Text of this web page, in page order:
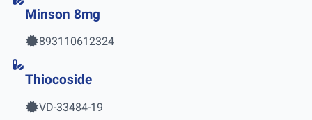
Minson 8mg
893110612324
Thiocoside
VD-33484-19